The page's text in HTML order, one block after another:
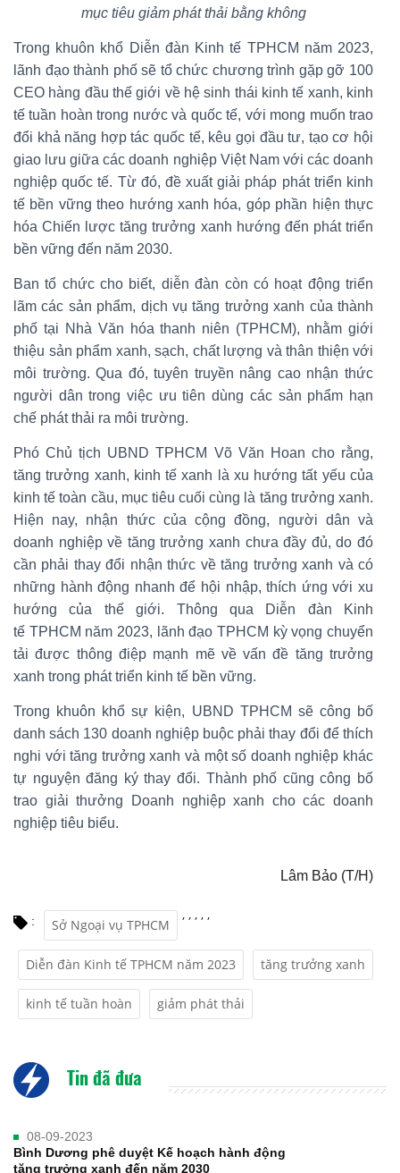
mục tiêu giảm phát thải bằng không
Trong khuôn khổ Diễn đàn Kinh tế TPHCM năm 2023,
lãnh đạo thành phố sẽ tổ chức chương trình gặp gỡ 100
CEO hàng đầu thế giới về hệ sinh thái kinh tế xanh, kinh
tế tuần hoàn trong nước và quốc tế, với mong muốn trao
đổi khả năng hợp tác quốc tế, kêu gọi đầu tư, tạo cơ hội
giao lưu giữa các doanh nghiệp Việt Nam với các doanh
nghiệp quốc tế. Từ đó, đề xuất giải pháp phát triển kinh
tế bền vững theo hướng xanh hóa, góp phần hiện thực
hóa Chiến lược tăng trưởng xanh hướng đến phát triển
bền vững đến năm 2030.
Ban tổ chức cho biết, diễn đàn còn có hoạt động triển
lãm các sản phẩm, dịch vụ tăng trưởng xanh của thành
phố tại Nhà Văn hóa thanh niên (TPHCM), nhằm giới
thiệu sản phẩm xanh, sạch, chất lượng và thân thiện với
môi trường. Qua đó, tuyên truyền nâng cao nhận thức
người dân trong việc ưu tiên dùng các sản phẩm hạn
chế phát thải ra môi trường.
Phó Chủ tịch UBND TPHCM Võ Văn Hoan cho rằng,
tăng trưởng xanh, kinh tế xanh là xu hướng tất yếu của
kinh tế toàn cầu, mục tiêu cuối cùng là tăng trưởng xanh.
Hiện nay, nhận thức của cộng đồng, người dân và
doanh nghiệp về tăng trưởng xanh chưa đầy đủ, do đó
cần phải thay đổi nhận thức về tăng trưởng xanh và có
những hành động nhanh để hội nhập, thích ứng với xu
hướng của thế giới. Thông qua Diễn đàn Kinh
tế TPHCM năm 2023, lãnh đạo TPHCM kỳ vọng chuyển
tải được thông điệp mạnh mẽ về vấn đề tăng trưởng
xanh trong phát triển kinh tế bền vững.
Trong khuôn khổ sự kiện, UBND TPHCM sẽ công bố
danh sách 130 doanh nghiệp buộc phải thay đổi để thích
nghi với tăng trưởng xanh và một số doanh nghiệp khác
tự nguyện đăng ký thay đổi. Thành phố cũng công bố
trao giải thưởng Doanh nghiệp xanh cho các doanh
nghiệp tiêu biểu.
Lâm Bảo (T/H)
: Sở Ngoại vụ TPHCM
,
Diễn đàn Kinh tế TPHCM năm 2023
,
tăng trưởng xanh
,
kinh tế tuần hoàn
,
giảm phát thải
,
Tin đã đưa
08-09-2023
Bình Dương phê duyệt Kế hoạch hành động
tăng trưởng xanh đến năm 2030